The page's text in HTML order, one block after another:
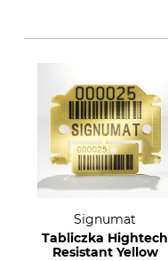
Signumat
Tabliczka Hightech
Resistant Yellow